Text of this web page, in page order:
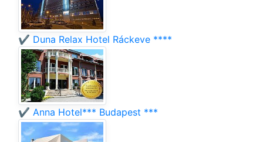
✔️ Duna Relax Hotel Ráckeve ****
✔️ Anna Hotel*** Budapest ***